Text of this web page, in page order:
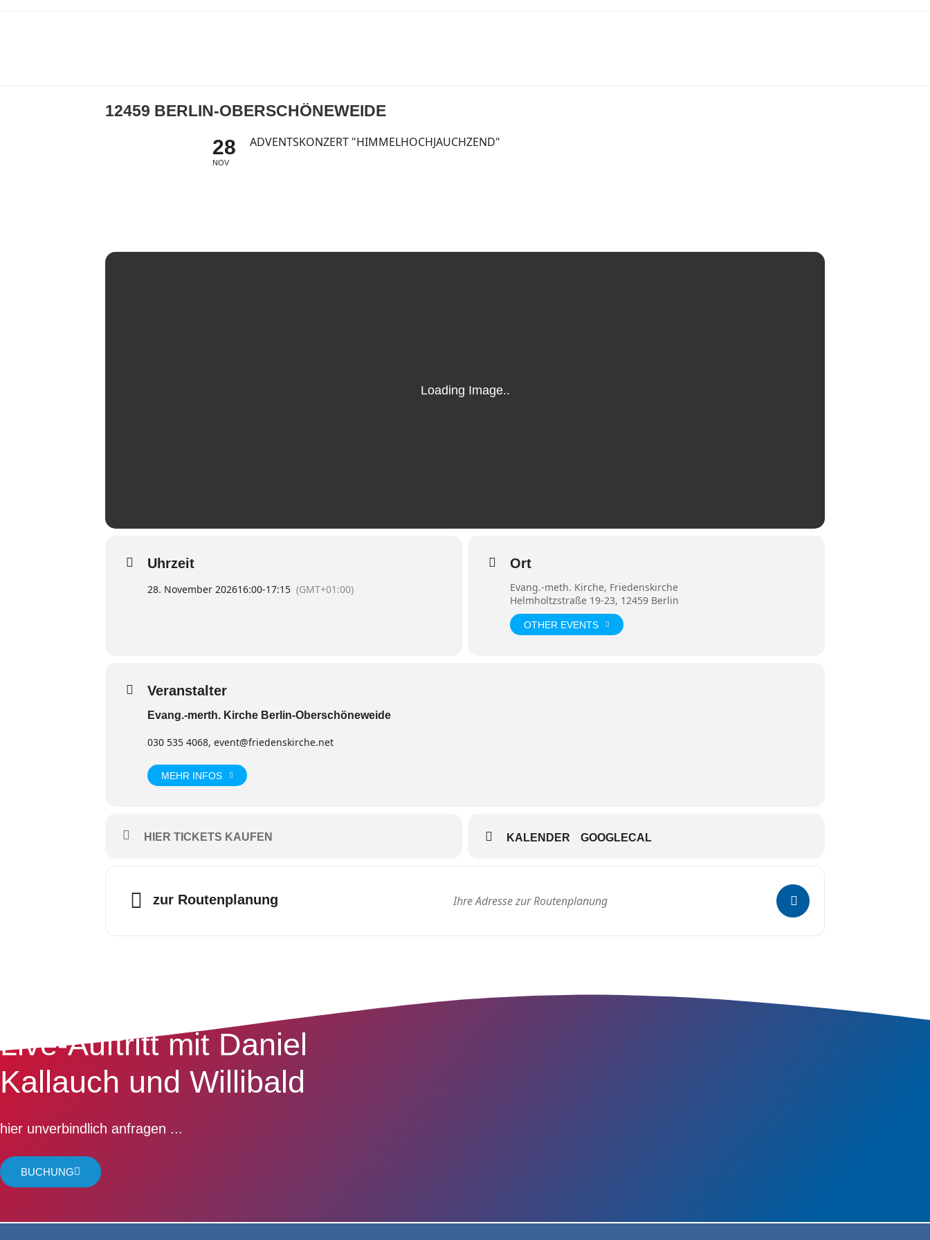
12459 BERLIN-OBERSCHÖNEWEIDE
28
NOV
ADVENTSKONZERT "HIMMELHOCHJAUCHZEND"
Uhrzeit
28. November 202616:00-17:15 (GMT+01:00)
Ort
Evang.-meth. Kirche, Friedenskirche
Helmholtzstraße 19-23, 12459 Berlin
OTHER EVENTS
Veranstalter
Evang.-merth. Kirche Berlin-Oberschöneweide
030 535 4068, event@friedenskirche.net
MEHR INFOS
HIER TICKETS KAUFEN KALENDER GOOGLECAL
zur Routenplanung
Live-Auftritt mit Daniel
Kallauch und Willibald
hier unverbindlich anfragen ...
BUCHUNG